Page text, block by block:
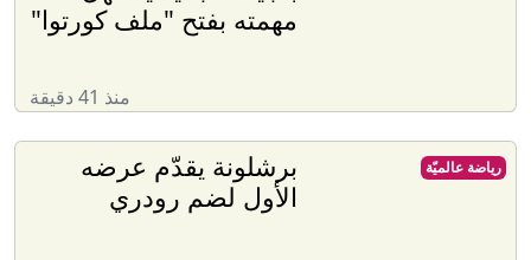
مهمته بفتح "ملف كورتوا"
منذ 41 دقيقة
برشلونة يقدّم عرضه
الأول لضم رودري
رياضة عالميّة